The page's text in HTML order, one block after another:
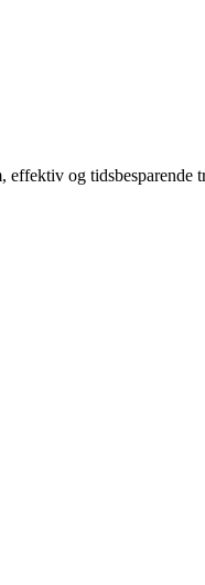
effektiv og tidsbesparende